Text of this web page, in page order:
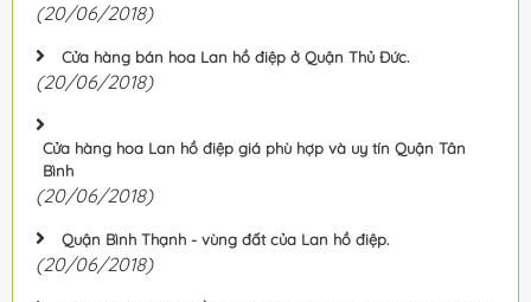
(20/06/2018)
Cửa hàng bán hoa Lan hồ điệp ở Quận Thủ Đức.
(20/06/2018)
Cửa hàng hoa Lan hồ điệp giá phù hợp và uy tín Quận Tân
Bình
(20/06/2018)
Quận Bình Thạnh - vùng đất của Lan hồ điệp.
(20/06/2018)